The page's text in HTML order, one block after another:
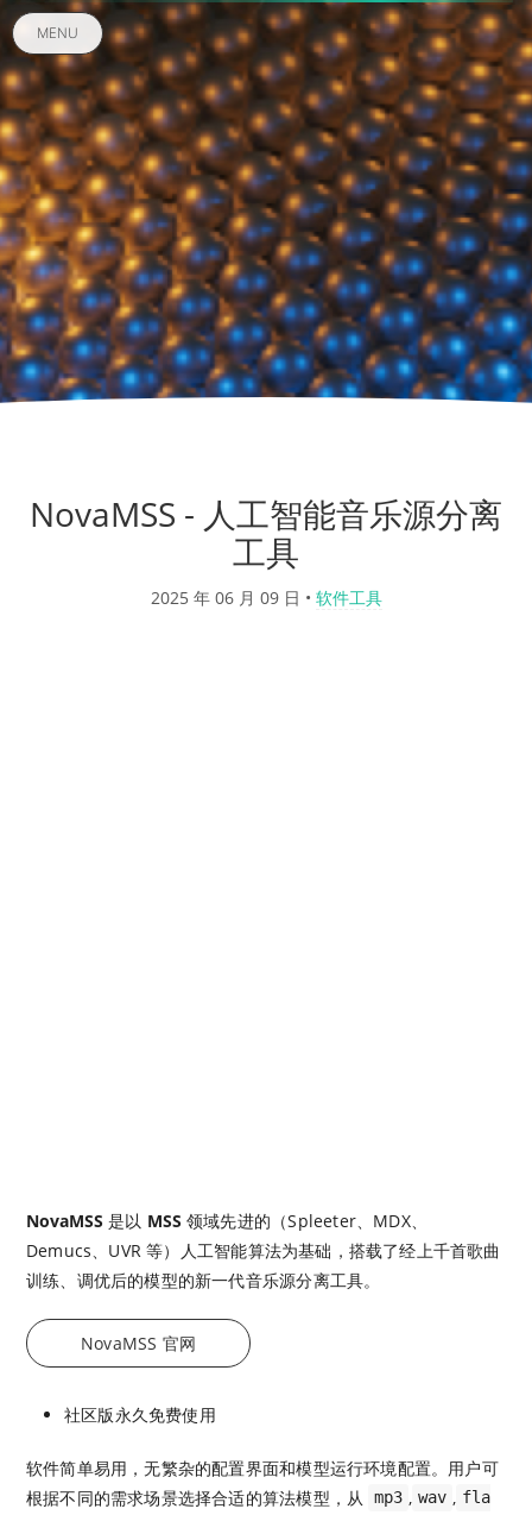
MENU
NovaMSS - 人工智能音乐源分离
工具
2025 年 06 月 09 日 • 软件工具
NovaMSS 是以 MSS 领域先进的（Spleeter、MDX、
Demucs、UVR 等）人工智能算法为基础，搭载了经上千首歌曲
训练、调优后的模型的新一代音乐源分离工具。
NovaMSS 官网
社区版永久免费使用
软件简单易用，无繁杂的配置界面和模型运行环境配置。用户可
根据不同的需求场景选择合适的算法模型，从
mp3 , wav , fla